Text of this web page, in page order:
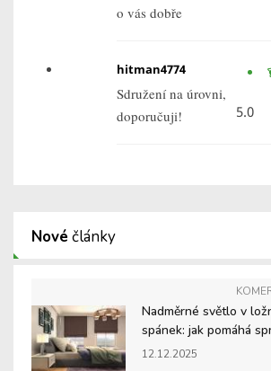
o vás dobře
5.0
hitman4774
Sdružení na úrovni,
doporučuji!
Nové články
Nadměrné světlo v
spánek: jak pomáhá
12.12.2025